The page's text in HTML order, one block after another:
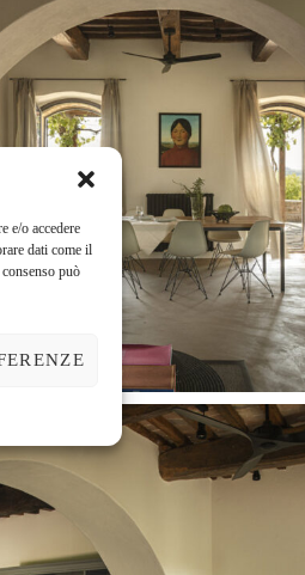
e/o accedere
dati come il
può